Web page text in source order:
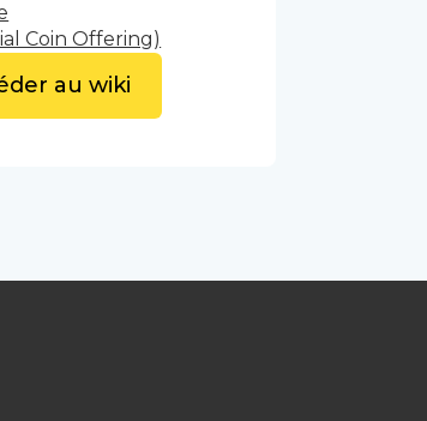
Coin Offering)
au wiki